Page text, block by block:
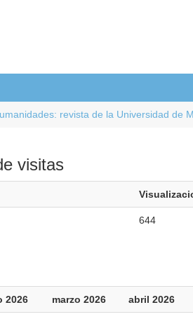
revista de la Universidad de
visitas
644
2026 marzo 2026 abril 2026